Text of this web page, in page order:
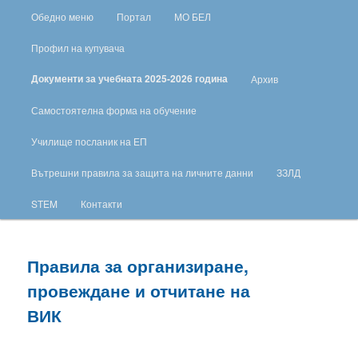
Обедно меню Портал МО БЕЛ
Профил на купувача
Документи за учебната 2025-2026 година Архив
Самостоятелна форма на обучение
Училище посланик на ЕП
Вътрешни правила за защита на личните данни ЗЗЛД
STEM Контакти
Правила за организиране,
провеждане и отчитане на
ВИК